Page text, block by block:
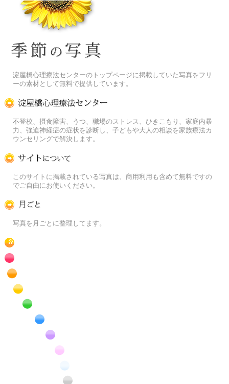
淀屋橋心理療法センターのトップページに掲載していた写真をフリ
ーの素材として無料で提供しています。
不登校、摂食障害、うつ、職場のストレス、ひきこもり、家庭内暴
力、強迫神経症の症状を診断し、子どもや大人の相談を家族療法カ
ウンセリングで解決します。
このサイトに掲載されている写真は、商用利用も含めて無料ですの
でご自由にお使いください。
写真を月ごとに整理してます。
RSS
赤色の花のフリー写真素材
橙色の花のフリー写真素材
黄色の花のフリー写真素材
緑色の花のフリー写真素材
青色の花のフリー写真素材
紫色の花のフリー写真素材
白色の花のフリー写真素材